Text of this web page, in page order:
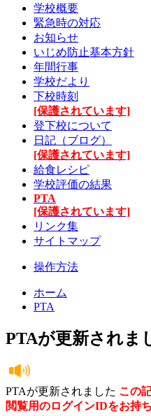
学校概要
緊急時の対応
お知らせ
いじめ防止基本方針
年間行事
学校だより
下校時刻
[保護されています]
登下校について
日記（ブログ）
[保護されています]
給食レシピ
学校評価の結果
PTA
[保護されています]
リンク集
サイトマップ
操作方法
ホーム
PTA
PTAが更新されま
PTAが更新されました この
閲覧用のログインIDをお持ち